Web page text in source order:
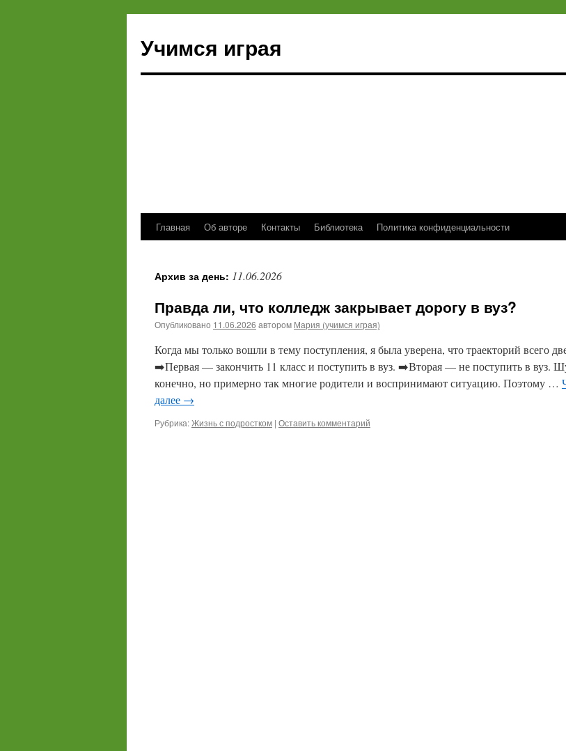
Учимся играя
Перейти
содержимому
Главная Об авторе Контакты Библиотека Политика конфиденциальности
Архив за день: 11.06.2026
Правда ли, что колледж закрывает дорогу в вуз?
Опубликовано 11.06.2026 автором Мария (учимся играя)
Когда мы только вошли в тему поступления, я была уверена, что траекторий всего
➡️Первая — закончить 11 класс и поступить в вуз. ➡️Вторая — не поступить в вуз.
конечно, но примерно так многие родители и воспринимают ситуацию. Поэтому …
далее →
Рубрика:Жизнь с подростком | Оставить комментарий